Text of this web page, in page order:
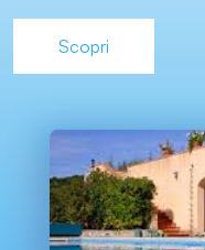
Scopri